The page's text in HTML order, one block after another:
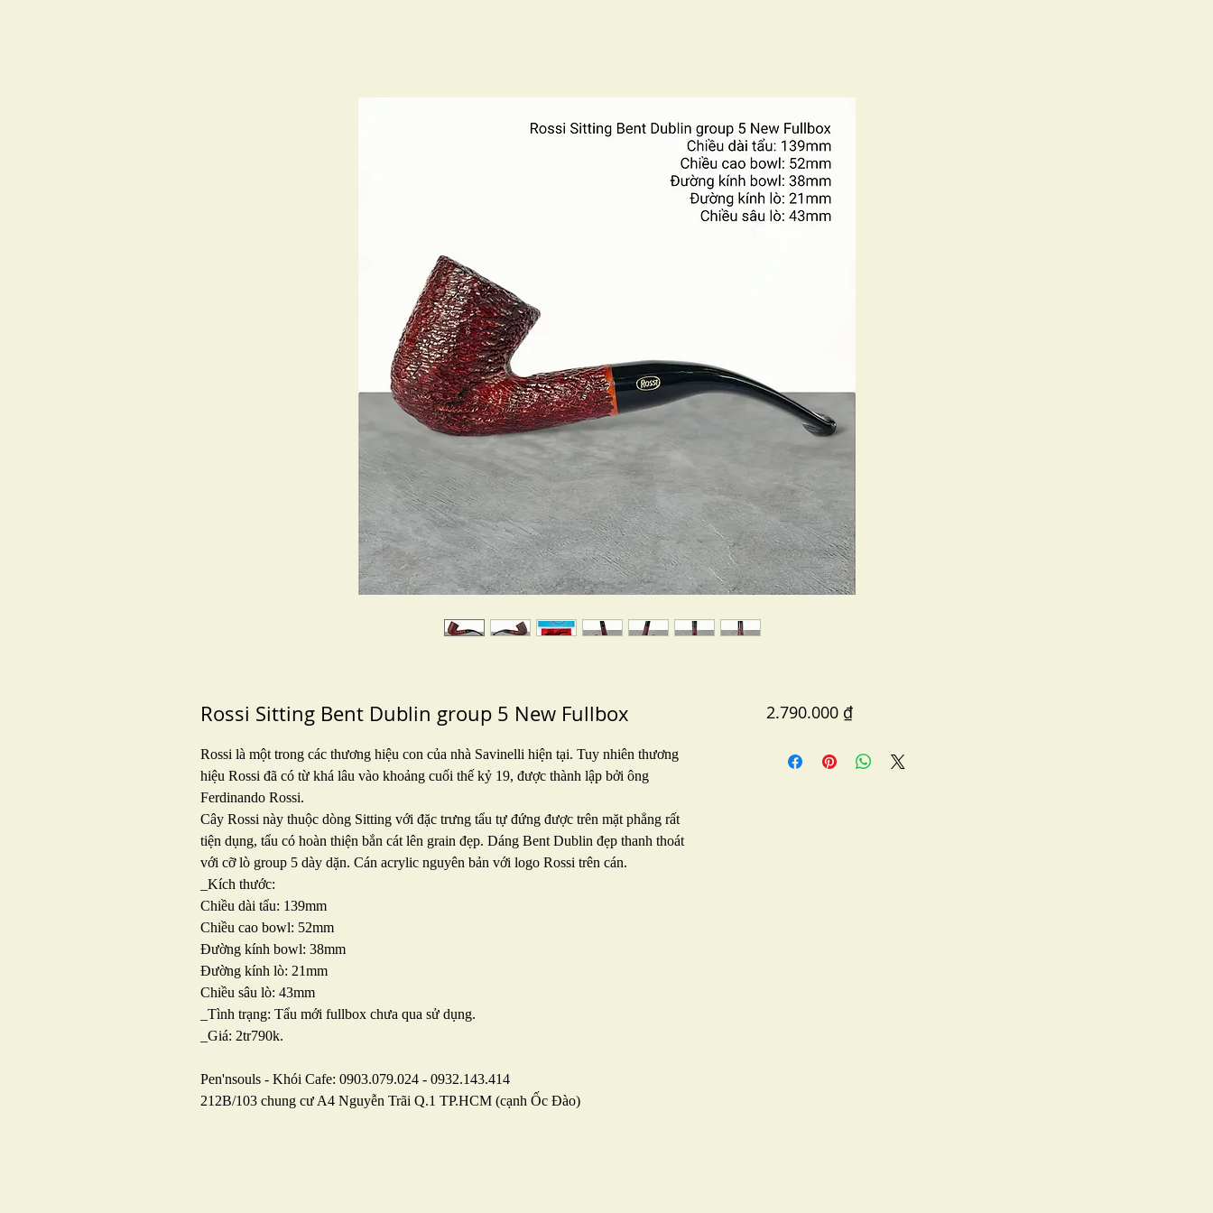
Rossi Sitting Bent Dublin group 5 New Fullbox
Rossi là một trong các thương hiệu con của nhà Savinelli hiện tại. Tuy nhiên thương
hiệu Rossi đã có từ khá lâu vào khoảng cuối thế kỷ 19, được thành lập bởi ông
Ferdinando Rossi.
Cây Rossi này thuộc dòng Sitting với đặc trưng tẩu tự đứng được trên mặt phẳng rất
tiện dụng, tẩu có hoàn thiện bắn cát lên grain đẹp. Dáng Bent Dublin đẹp thanh thoát
với cỡ lò group 5 dày dặn. Cán acrylic nguyên bản với logo Rossi trên cán.
_Kích thước:
Chiều dài tẩu: 139mm
Chiều cao bowl: 52mm
Đường kính bowl: 38mm
Đường kính lò: 21mm
Chiều sâu lò: 43mm
_Tình trạng: Tẩu mới fullbox chưa qua sử dụng.
_Giá: 2tr790k.
Pen'nsouls - Khói Cafe: 0903.079.024 - 0932.143.414
212B/103 chung cư A4 Nguyễn Trãi Q.1 TP.HCM (cạnh Ốc Đào)
2.790.000 ₫Price